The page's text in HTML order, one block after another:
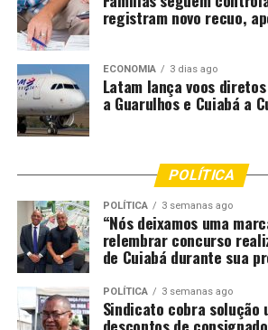
registram novo recuo,
ECONOMIA 3 dias ago
Latam lança voos
a Guarulhos e Cuiabá a
POLÍTICA
POLÍTICA 3 semanas ago
“Nós deixamos uma
relembrar concurso
de Cuiabá durante sua
POLÍTICA 3 semanas ago
Sindicato cobra solução